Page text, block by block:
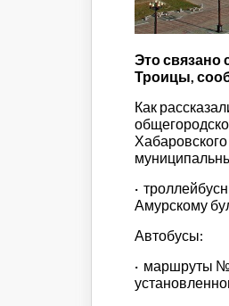
Это связано
Троицы,
Как
·
Амурскому
Автобусы:
· маршруты №